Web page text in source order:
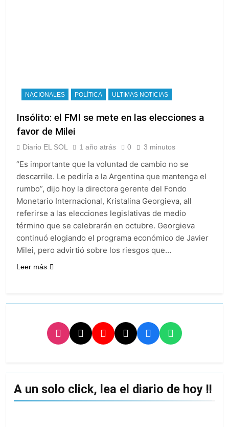
NACIONALES POLÍTICA ULTIMAS NOTICIAS
Insólito: el FMI se mete en las elecciones a
favor de Milei
Diario EL SOL 1 año atrás 0 3 minutos
“Es importante que la voluntad de cambio no se
descarrile. Le pediría a la Argentina que mantenga el
rumbo”, dijo hoy la directora gerente del Fondo
Monetario Internacional, Kristalina Georgieva, all
referirse a las elecciones legislativas de medio
término que se celebrarán en octubre. Georgieva
continuó elogiando el programa económico de Javier
Milei, pero advirtió sobre los riesgos que…
Leer más
A un solo click, lea el diario de hoy !!